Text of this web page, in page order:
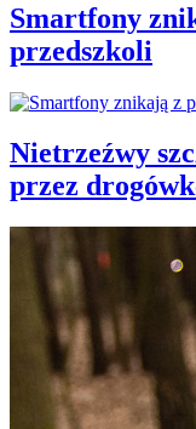
Smartfony
przedszkoli
Nietrzeźwy
przez